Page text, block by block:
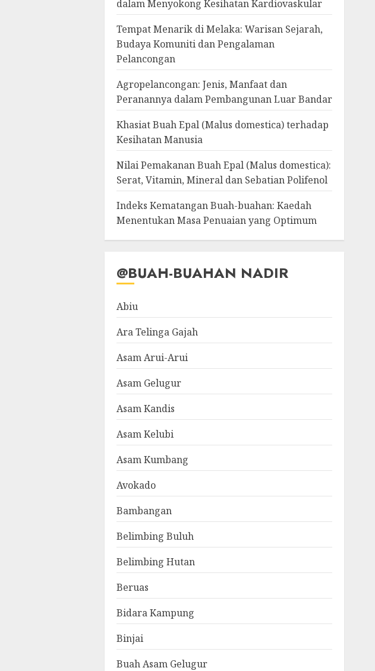
dalam Menyokong Kesihatan Kardiovaskular
Tempat Menarik di Melaka: Warisan Sejarah,
Budaya Komuniti dan Pengalaman
Pelancongan
Agropelancongan: Jenis, Manfaat dan
Peranannya dalam Pembangunan Luar Bandar
Khasiat Buah Epal (Malus domestica) terhadap
Kesihatan Manusia
Nilai Pemakanan Buah Epal (Malus domestica):
Serat, Vitamin, Mineral dan Sebatian Polifenol
Indeks Kematangan Buah-buahan: Kaedah
Menentukan Masa Penuaian yang Optimum
@BUAH-BUAHAN NADIR
Abiu
Ara Telinga Gajah
Asam Arui-Arui
Asam Gelugur
Asam Kandis
Asam Kelubi
Asam Kumbang
Avokado
Bambangan
Belimbing Buluh
Belimbing Hutan
Beruas
Bidara Kampung
Binjai
Buah Asam Gelugur